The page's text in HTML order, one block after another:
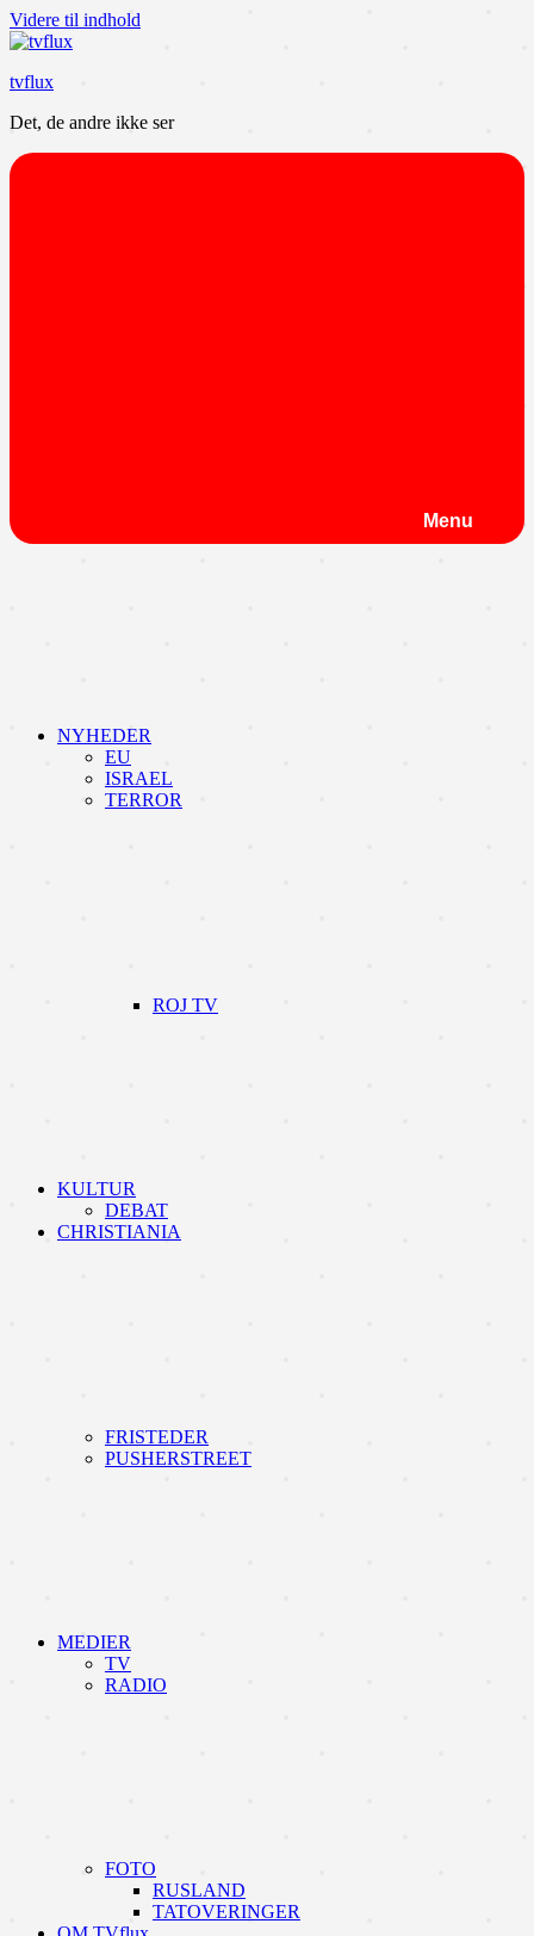
Videre til indhold
tvflux
Det, de andre ikke ser
Menu
NYHEDER
EU
ISRAEL
TERROR
ROJ TV
KULTUR
DEBAT
CHRISTIANIA
FRISTEDER
PUSHERSTREET
MEDIER
TV
RADIO
FOTO
RUSLAND
TATOVERINGER